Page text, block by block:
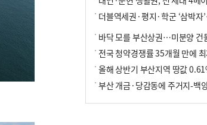
바닥 모를 부산상권…미분양 건
올해 상반기 부산지역 땅값